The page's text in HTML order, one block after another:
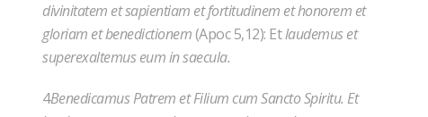
divinitatem et sapientiam et fortitudinem et honorem et
gloriam et benedictionem(Apoc 5,12): Etlaudemus et
superexaltemus eum in saecula.
4Benedicamus Patrem et Filium cum Sancto Spiritu. Et